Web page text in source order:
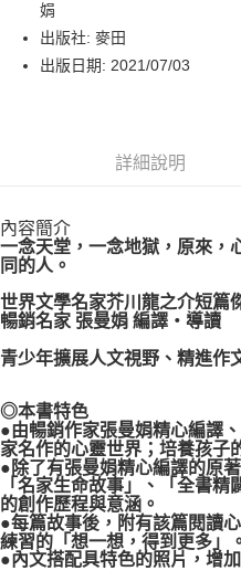
街口支付
悠遊付
每筆NT$80，滿NT$1,000(含以
娟
出版社: 麥田
出版日期: 2021/07/03
詳細說明
內容簡介
一念天堂，一念地獄，原來，
同的人。
世界文學名家芥川龍之介短篇
暢銷名家 張曼娟 編譯‧導讀
青少年擴展人文視野、精進作
◎本書特色
●由暢銷作家張曼娟精心編譯
家名作的心靈世界；培養孩子
●除了有張曼娟精心編譯的原
「名家生命故事」、「全書
的創作歷程與意涵。
●每篇故事後，附有該篇閱讀
練習的「想一想，得到更多」
●內文搭配具特色的照片，增